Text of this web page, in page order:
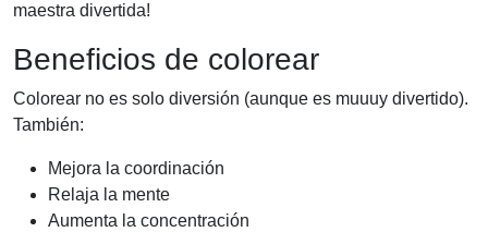
maestra divertida!
Beneficios de colorear
Colorear no es solo diversión (aunque es muuuy divertido).
También:
Mejora la coordinación
Relaja la mente
Aumenta la concentración